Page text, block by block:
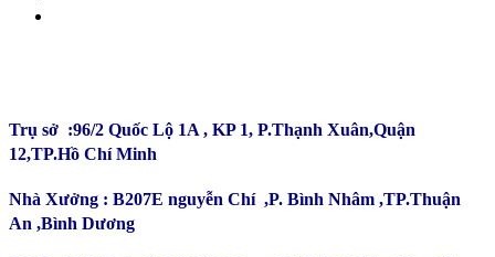
Trụ sở :96/2 Quốc Lộ 1A , KP 1, P.Thạnh Xuân,Quận
12,TP.Hồ Chí Minh
Nhà Xưởng : B207E nguyễn Chí ,P. Bình Nhâm ,TP.Thuận
An ,Bình Dương